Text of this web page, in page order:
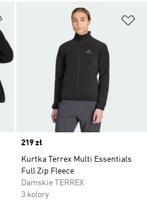
Dodaj do listy życzeń
Price
219 zł
Kurtka Terrex Multi Essentials
Full Zip Fleece
Damskie TERREX
3 kolory